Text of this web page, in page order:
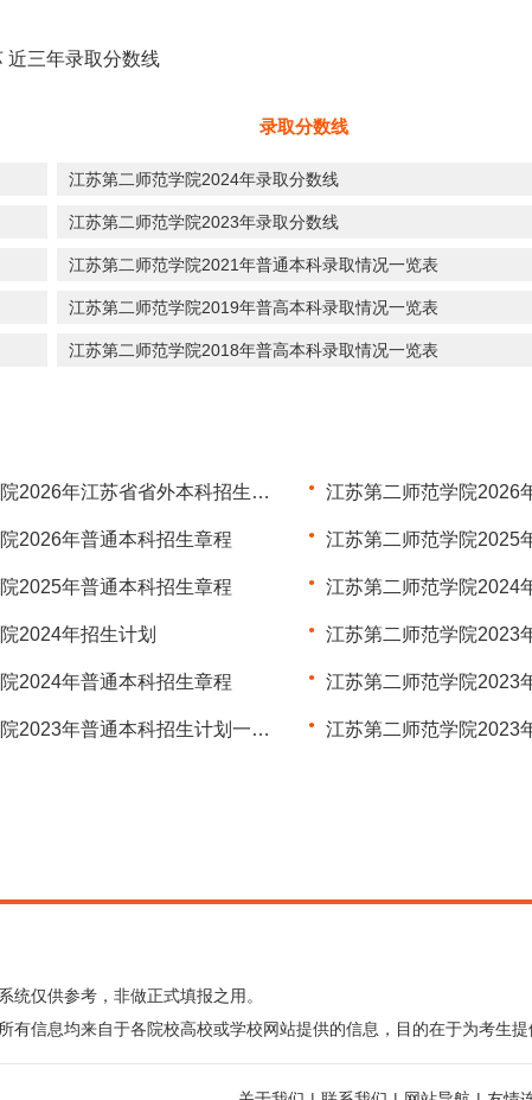
近三年录取分数线
录取分数线
江苏第二师范学院2024年录取分数线
江苏第二师范学院2023年录取分数线
江苏第二师范学院2021年普通本科录取情况一览表
江苏第二师范学院2019年普高本科录取情况一览表
江苏第二师范学院2018年普高本科录取情况一览表
年江苏省省外本科招生计划正式公布 江苏第二师范学院2026年江
2026年普通本科招生章程 江苏第二师范学院2025
2025年普通本科招生章程 江苏第二师范学院2024
2024年招生计划 江苏第二师范学院2023
2024年普通本科招生章程 江苏第二师范学院2023年普通
年普通本科招生计划一览表（江苏） 江苏第二师范学院2023
统仅供参考，非做正式填报之用。
有信息均来自于各院校高校或学校网站提供的信息，目的在于为考生